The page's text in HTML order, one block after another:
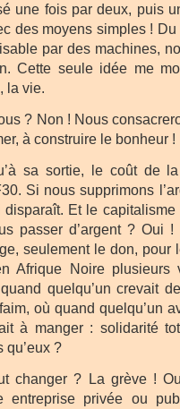
une fois par deux, puis
des moyens simples !
par des machines,
Cette seule idée me
la vie.
? Non ! Nous
à construire le bonheur !
sa sortie, le coût de
Si nous supprimons
Et le
passer d’argent ? Oui
seulement le don, pour
Afrique Noire plusieurs
quelqu’un crevait
où quand quelqu’un
à manger : solidarité
qu’eux ?
changer ? La grève !
entreprise privée ou